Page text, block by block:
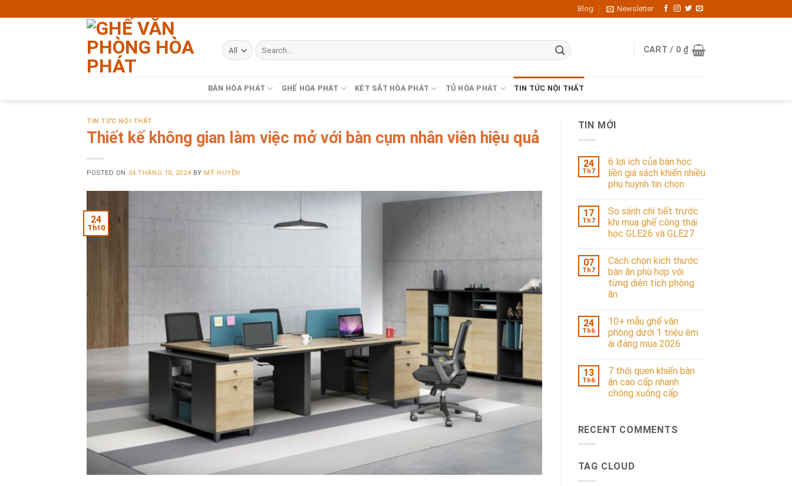
to
Blog Newsletter
CART / 0 ₫
BÀN HÒA PHÁT GHẾ HÒA PHÁT KÉT SẮT HÒA PHÁT TỦ HÒA PHÁT TIN TỨC NỘI THẤT
TIN TỨC NỘI THẤT
Thiết kế không gian làm việc mở với bàn cụm nhân viên hiệu quả
POSTED ON 24 THÁNG 10, 2024 BY MỸ HUYỀN
24
Th10
TIN MỚI
24
Th7
6 lợi ích của bàn học
liền giá sách khiến nhiều
phụ huynh tin chọn
17
Th7
So sánh chi tiết trước
khi mua ghế công thái
học GLE26 và GLE27
07
Th7
Cách chọn kích thước
bàn ăn phù hợp với
từng diện tích phòng
ăn
24
Th6
10+ mẫu ghế văn
phòng dưới 1 triệu êm
ái đáng mua 2026
13
Th6
7 thói quen khiến bàn
ăn cao cấp nhanh
chóng xuống cấp
RECENT COMMENTS
TAG CLOUD